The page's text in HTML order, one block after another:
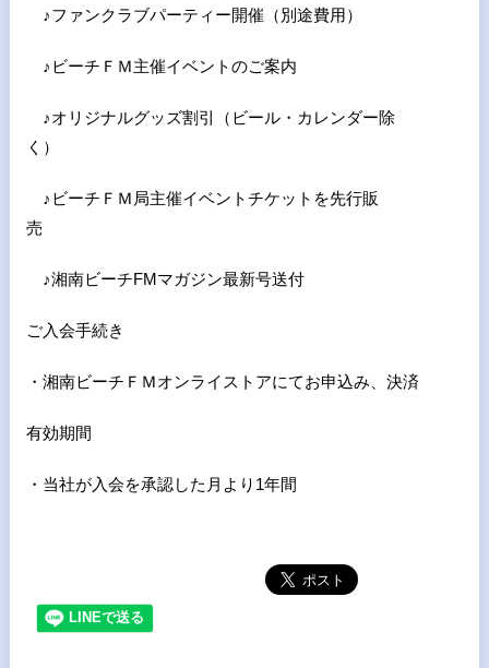
♪ファンクラブパーティー開催（別途費用）
♪ビーチＦＭ主催イベントのご案内
♪オリジナルグッズ割引（ビール・カレンダー除
く
♪ビーチＦＭ局主催イベントチケットを先行販
売
♪湘南ビーチFMマガジン最新号送付
ご入会手続き
・湘南ビーチＦＭオンライストアにてお申込み、決済
有効期間
・当社が入会を承認した月より1年間